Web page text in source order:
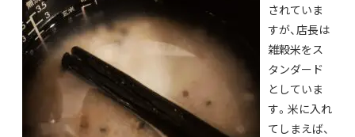
されていま
すが、店長は
雑穀米をス
タンダード
としていま
す。米に入れ
てしまえば、